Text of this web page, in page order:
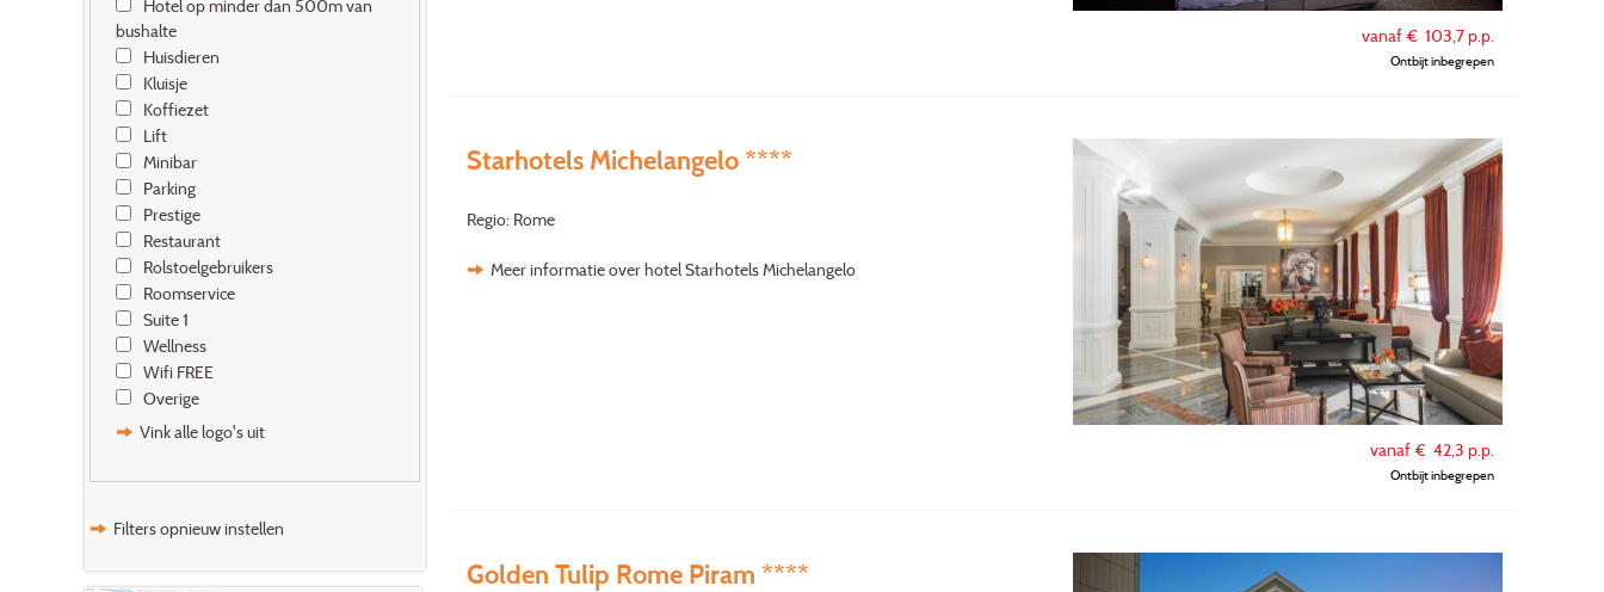
vanaf € 103,7p.p.
Ontbijt inbegrepen
vanaf € 42,3 p.p.
Ontbijt inbegrepen
Starhotels Michelangelo ****
Regio: Rome
Meer informatie over hotel Starhotels Michelangelo
Golden Tulip Rome Piram ****
bushalte
Huisdieren
Kluisje
Koffiezet
Lift
Minibar
Parking
Prestige
Restaurant
Rolstoelgebruikers
Roomservice
Suite 1
Wellness
Wifi FREE
Overige
Vink alle logo's uit
Filters opnieuw instellen